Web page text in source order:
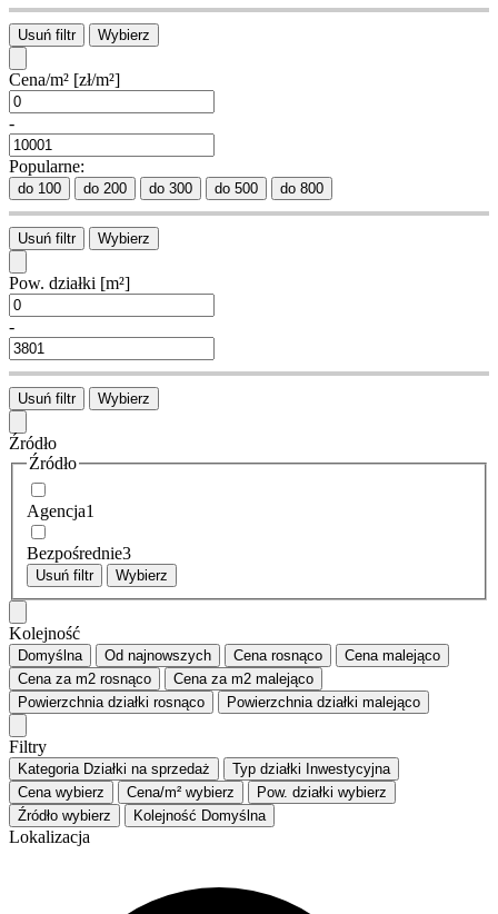
Usuń filtr Wybierz
Cena/m² [zł/m²]
-
Popularne:
do 100 do 200 do 300 do 500 do 800
Usuń filtr Wybierz
Pow. działki [m²]
-
Usuń filtr Wybierz
Źródło
Źródło
Agencja1
Bezpośrednie3
Usuń filtr Wybierz
Kolejność
Domyślna Od najnowszych Cenarosnąco Cenamalejąco
Cena za m2 rosnąco Cena za m2 malejąco
Powierzchnia działki rosnąco Powierzchnia działki malejąco
Filtry
Kategoria Działki na sprzedaż Typ działki Inwestycyjna
Cena wybierz Cena/m² wybierz Pow. działki wybierz
Źródło wybierz Kolejność Domyślna
Lokalizacja